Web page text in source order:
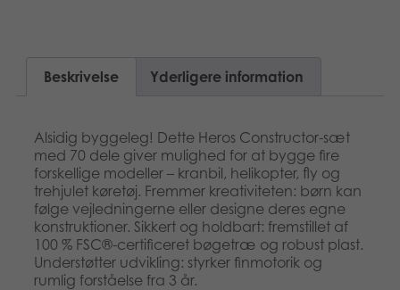
Svenska
Beskrivelse Yderligere information
Alsidig byggeleg! Dette Heros Constructor-sæt
med 70 dele giver mulighed for at bygge fire
forskellige modeller – kranbil, helikopter, fly og
trehjulet køretøj. Fremmer kreativiteten: børn kan
følge vejledningerne eller designe deres egne
konstruktioner. Sikkert og holdbart: fremstillet af
100 % FSC®-certificeret bøgetræ og robust plast.
Understøtter udvikling: styrker finmotorik og
rumlig forståelse fra 3 år.